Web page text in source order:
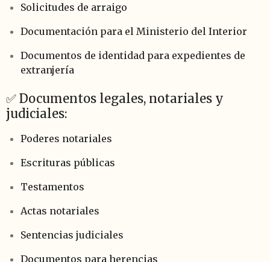
Solicitudes de arraigo
Documentación para el Ministerio del Interior
Documentos de identidad para expedientes de
extranjería
✅ Documentos legales, notariales y
judiciales:
Poderes notariales
Escrituras públicas
Testamentos
Actas notariales
Sentencias judiciales
Documentos para herencias